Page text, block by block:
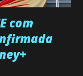
com